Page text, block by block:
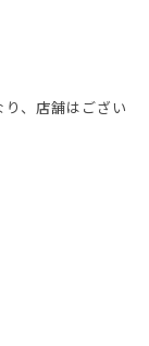
、店舗はござい